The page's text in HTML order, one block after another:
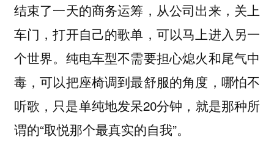
结束了一天的商务运筹，从公司出来，关上
车门，打开自己的歌单，可以马上进入另一
个世界。纯电车型不需要担心熄火和尾气中
毒，可以把座椅调到最舒服的角度，哪怕不
听歌，只是单纯地发呆20分钟，就是那种所
谓的“取悦那个最真实的自我”。